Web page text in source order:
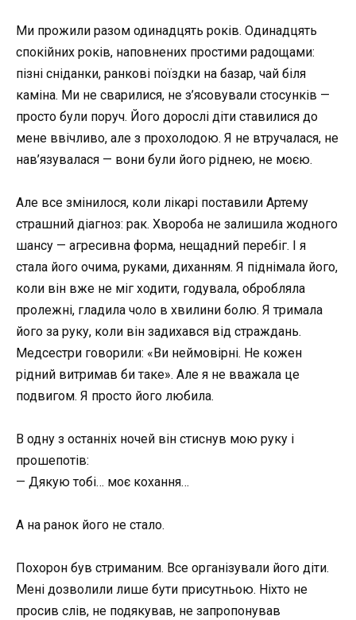
Ми прожили разом одинадцять років. Одинадцять
спокійних років, наповнених простими радощами:
пізні сніданки, ранкові поїздки на базар, чай біля
каміна. Ми не сварилися, не з’ясовували стосунків —
просто були поруч. Його дорослі діти ставилися до
мене ввічливо, але з прохолодою. Я не втручалася, не
нав’язувалася — вони були його ріднею, не моєю.
Але все змінилося, коли лікарі поставили Артему
страшний діагноз: рак. Хвороба не залишила жодного
шансу — агресивна форма, нещадний перебіг. І я
стала його очима, руками, диханням. Я піднімала його,
коли він вже не міг ходити, годувала, обробляла
пролежні, гладила чоло в хвилини болю. Я тримала
його за руку, коли він задихався від страждань.
Медсестри говорили: «Ви неймовірні. Не кожен
рідний витримав би таке». Але я не вважала це
подвигом. Я просто його любила.
В одну з останніх ночей він стиснув мою руку і
прошепотів:
— Дякую тобі… моє кохання…
А на ранок його не стало.
Похорон був стриманим. Все організували його діти.
Мені дозволили лише бути присутньою. Ніхто не
просив слів, не подякував, не запропонував